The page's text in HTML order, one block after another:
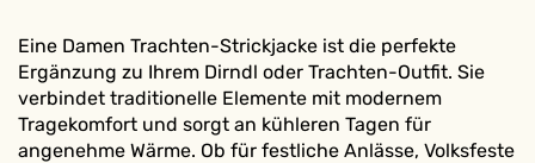
Eine Damen Trachten-Strickjacke ist die perfekte
Ergänzung zu Ihrem Dirndl oder Trachten-Outfit. Sie
verbindet traditionelle Elemente mit modernem
Tragekomfort und sorgt an kühleren Tagen für
angenehme Wärme. Ob für festliche Anlässe, Volksfeste